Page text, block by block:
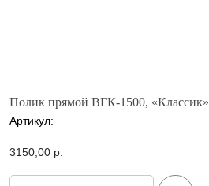
Полик прямой ВГК-1500, «Классик»
Артикул:
3150,00 р.